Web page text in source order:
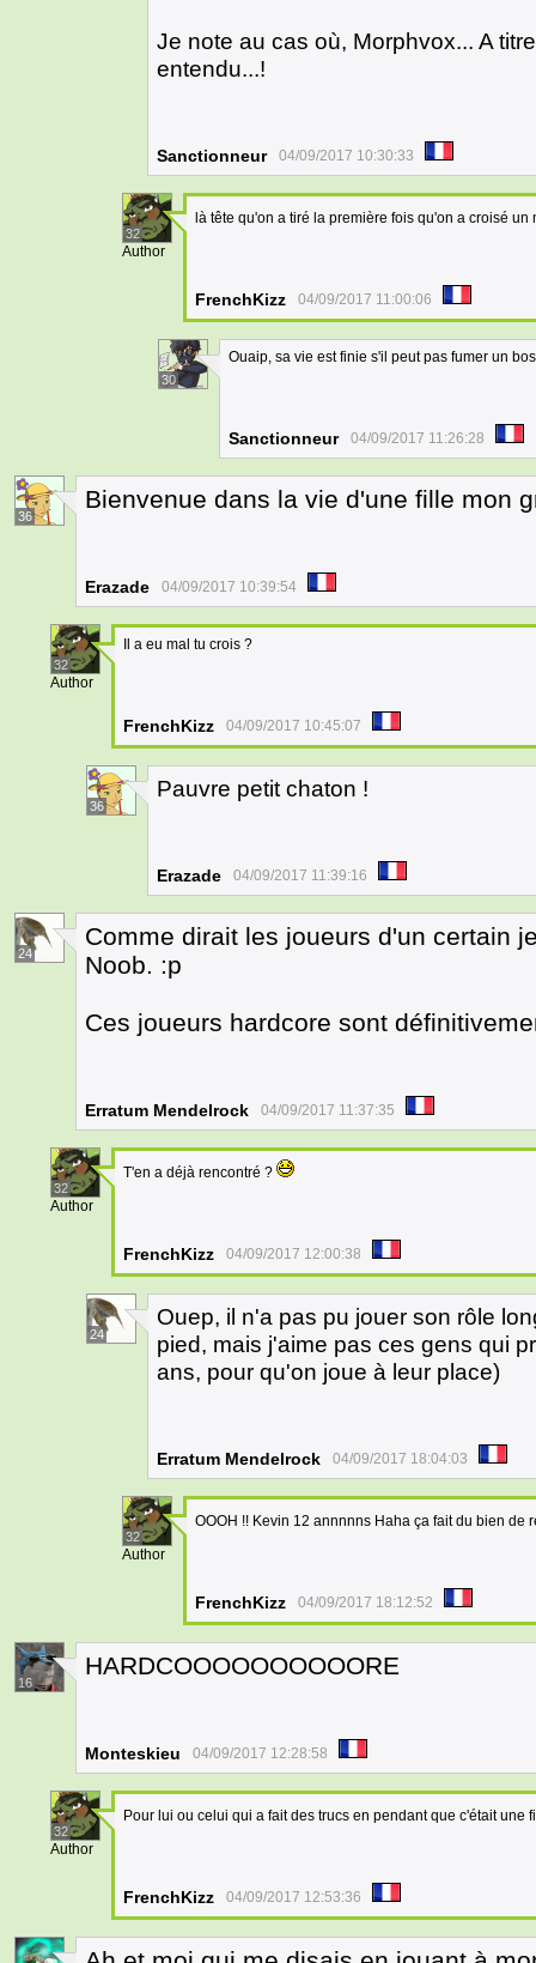
Je note au cas où, Morphvox... A
entendu...!
Sanctionneur 04/09/2017 10:30:33
32
Author
là tête qu'on a tiré la première fois qu'on a croisé
FrenchKizz 04/09/2017 11:00:06
30
Ouaip, sa vie est finie s'il peut pas fumer un
Sanctionneur 04/09/2017 11:26:28
36
Bienvenue dans la vie d'une fille mon
Erazade 04/09/2017 10:39:54
32
Author
Il a eu mal tu crois ?
FrenchKizz 04/09/2017 10:45:07
36
Pauvre petit chaton !
Erazade 04/09/2017 11:39:16
24
Comme dirait les joueurs d'un certain
Noob. :p
Ces joueurs hardcore sont
Erratum Mendelrock 04/09/2017 11:37:35
32
Author
T'en a déjà rencontré ?
FrenchKizz 04/09/2017 12:00:38
24
Ouep, il n'a pas pu jouer son rôle
pied, mais j'aime pas ces gens qui
ans, pour qu'on joue à leur place)
Erratum Mendelrock 04/09/2017 18:04:03
32
Author
OOOH !! Kevin 12 annnnns Haha ça fait du bien de
FrenchKizz 04/09/2017 18:12:52
16
HARDCOOOOOOOOOORE
Monteskieu 04/09/2017 12:28:58
32
Author
Pour lui ou celui qui a fait des trucs en pendant que c'était une
FrenchKizz 04/09/2017 12:53:36